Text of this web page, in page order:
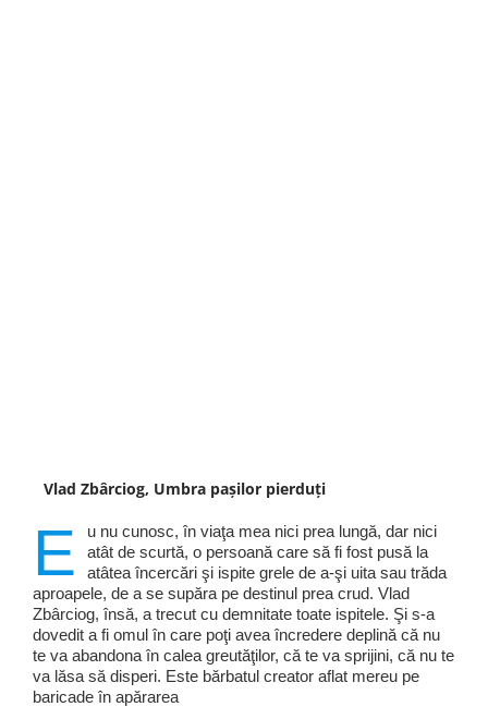
Vlad Zbârciog, Umbra pașilor pierduți
E
u nu cunosc, în viaţa mea nici prea lungă, dar nici
atât de scurtă, o persoană care să fi fost pusă la
atâtea încercări şi ispite grele de a-şi uita sau trăda
aproapele, de a se supăra pe destinul prea crud. Vlad
Zbârciog, însă, a trecut cu demnitate toate ispitele. Şi s-a
dovedit a fi omul în care poţi avea încredere deplină că nu
te va abandona în calea greutăţilor, că te va sprijini, că nu te
va lăsa să disperi. Este bărbatul creator aflat mereu pe
baricade în apărarea